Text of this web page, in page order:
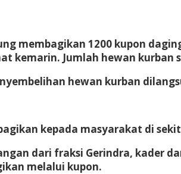
membagikan 1200 kupon
kemarin. Jumlah hewan kurban
hewan kurban
kepada masyarakat di
dari fraksi Gerindra, kader
melalui kupon.